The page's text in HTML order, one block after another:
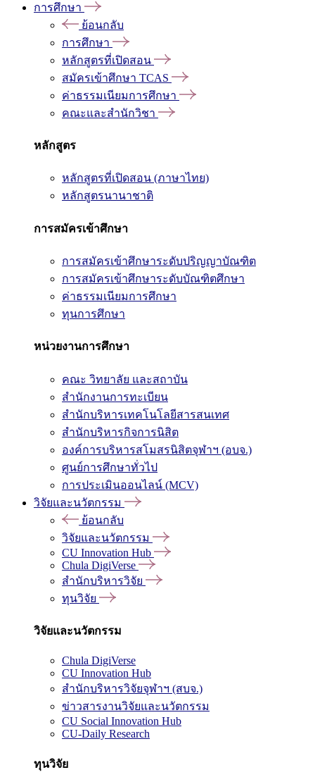
การศึกษา
ย้อนกลับ
การศึกษา
หลักสูตรที่เปิดสอน
สมัครเข้าศึกษา TCAS
ค่าธรรมเนียมการศึกษา
คณะและสำนักวิชา
หลักสูตร
หลักสูตรที่เปิดสอน (ภาษาไทย)
หลักสูตรนานาชาติ
การสมัครเข้าศึกษา
การสมัครเข้าศึกษาระดับปริญญาบัณฑิต
การสมัครเข้าศึกษาระดับบัณฑิตศึกษา
ค่าธรรมเนียมการศึกษา
ทุนการศึกษา
หน่วยงานการศึกษา
คณะ วิทยาลัย และสถาบัน
สำนักงานการทะเบียน
สำนักบริหารเทคโนโลยีสารสนเทศ
สำนักบริหารกิจการนิสิต
องค์การบริหารสโมสรนิสิตจุฬาฯ (อบจ.)
ศูนย์การศึกษาทั่วไป
การประเมินออนไลน์ (MCV)
วิจัยและนวัตกรรม
ย้อนกลับ
วิจัยและนวัตกรรม
CU Innovation Hub
Chula DigiVerse
สำนักบริหารวิจัย
ทุนวิจัย
วิจัยและนวัตกรรม
Chula DigiVerse
CU Innovation Hub
สำนักบริหารวิจัยจุฬาฯ (สบจ.)
ข่าวสารงานวิจัยและนวัตกรรม
CU Social Innovation Hub
CU-Daily Research
ทุนวิจัย